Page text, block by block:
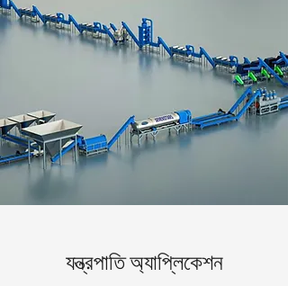
যন্ত্রপাতি অ্যাপ্লিকেশন